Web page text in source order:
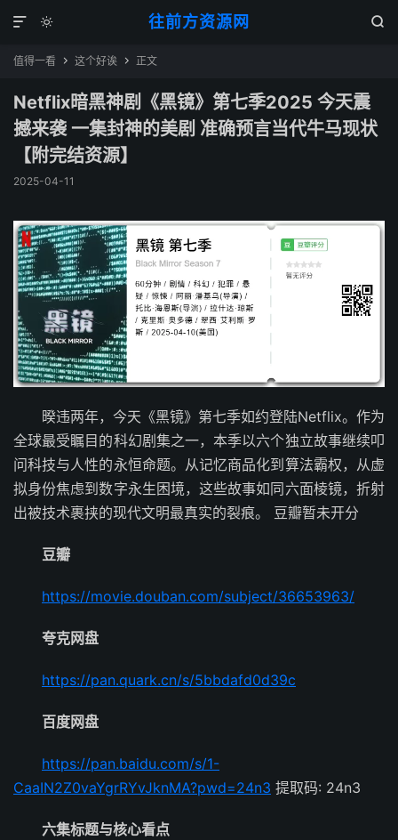
往前方资源网
 

值得一看  这个好诶  正文
Netflix暗黑神剧《黑镜》第七季2025 今天震
撼来袭 一集封神的美剧 准确预言当代牛马现状
【附完结资源】
2025-04-11
暌违两年，今天《黑镜》第七季如约登陆Netflix。作为
全球最受瞩目的科幻剧集之一，本季以六个独立故事继续叩
问科技与人性的永恒命题。从记忆商品化到算法霸权，从虚
拟身份焦虑到数字永生困境，这些故事如同六面棱镜，折射
出被技术裹挟的现代文明最真实的裂痕。 豆瓣暂未开分
豆瓣
https://movie.douban.com/subject/36653963/
夸克网盘
https://pan.quark.cn/s/5bbdafd0d39c
百度网盘
https://pan.baidu.com/s/1-
CaaIN2Z0vaYgrRYvJknMA?pwd=24n3 提取码: 24n3
六集标题与核心看点